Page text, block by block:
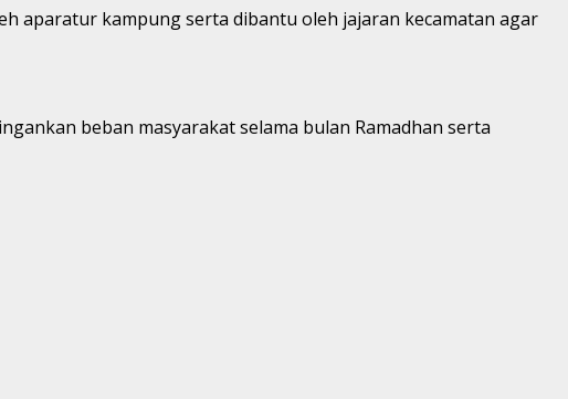
aparatur kampung serta dibantu oleh jajaran kecamatan agar
beban masyarakat selama bulan Ramadhan serta